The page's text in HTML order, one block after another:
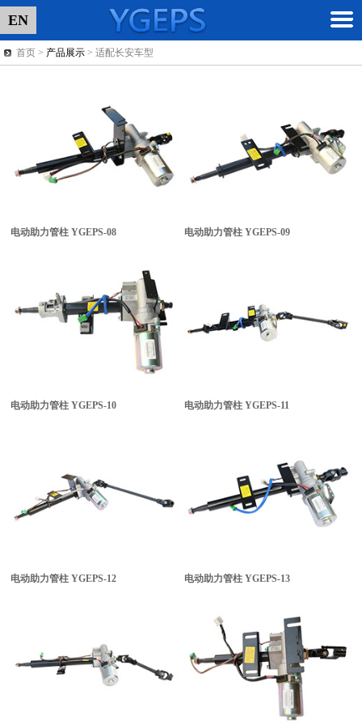
EN
首页 > 产品展示 > 适配长安车型
电动助力管柱 YGEPS-08 电动助力管柱 YGEPS-09
电动助力管柱 YGEPS-10 电动助力管柱 YGEPS-11
电动助力管柱 YGEPS-12 电动助力管柱 YGEPS-13